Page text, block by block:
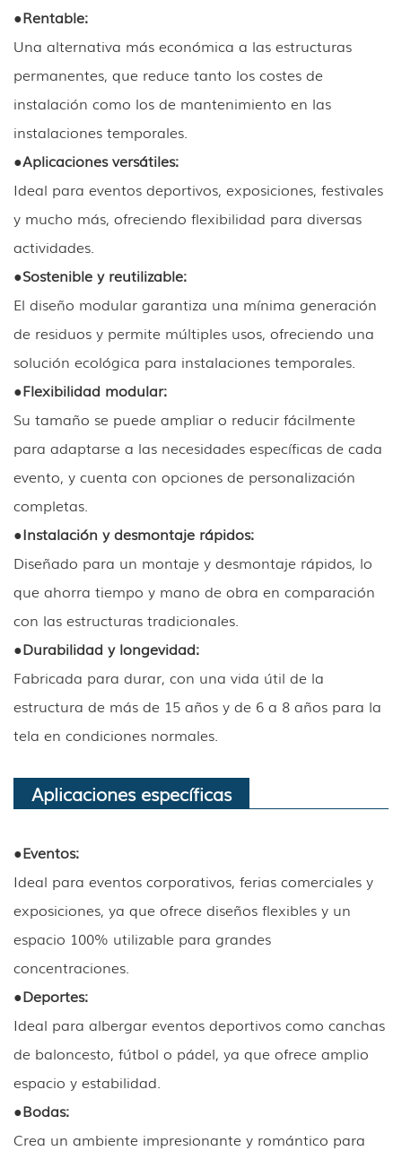
●Rentable:
Una alternativa más económica a las estructuras
permanentes, que reduce tanto los costes de
instalación como los de mantenimiento en las
instalaciones temporales.
●Aplicaciones versátiles:
Ideal para eventos deportivos, exposiciones, festivales
y mucho más, ofreciendo flexibilidad para diversas
actividades.
●Sostenible y reutilizable:
El diseño modular garantiza una mínima generación
de residuos y permite múltiples usos, ofreciendo una
solución ecológica para instalaciones temporales.
●Flexibilidad modular:
Su tamaño se puede ampliar o reducir fácilmente
para adaptarse a las necesidades específicas de cada
evento, y cuenta con opciones de personalización
completas.
●Instalación y desmontaje rápidos:
Diseñado para un montaje y desmontaje rápidos, lo
que ahorra tiempo y mano de obra en comparación
con las estructuras tradicionales.
●Durabilidad y longevidad:
Fabricada para durar, con una vida útil de la
estructura de más de 15 años y de 6 a 8 años para la
tela en condiciones normales.
Aplicaciones específicas
●Eventos:
Ideal para eventos corporativos, ferias comerciales y
exposiciones, ya que ofrece diseños flexibles y un
espacio 100% utilizable para grandes
concentraciones.
●Deportes:
Ideal para albergar eventos deportivos como canchas
de baloncesto, fútbol o pádel, ya que ofrece amplio
espacio y estabilidad.
●Bodas:
Crea un ambiente impresionante y romántico para